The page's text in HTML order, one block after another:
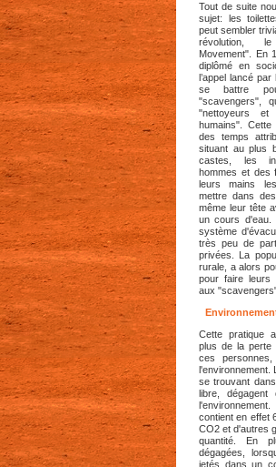
Tout de suite
sujet: les
peut sembler
révolution,
Movement". En
diplômé en
l’appel lancé
se battre
"scavengers",
"nettoyeurs et
humains".
des temps
situant au plus
castes, les
hommes et des
leurs mains
mettre dans
même leur tête
un cours d'eau.
système
très peu de
privées. La
rurale, a alors
pour faire leurs
aux
Cette pratique
plus de la perte
ces
l'environnement.
se trouvant
libre,
contient en effet
CO2 et d'autres
quantité. En
dégagées,
jetés dans un